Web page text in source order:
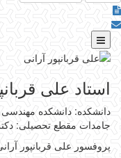
استاد علی
دانشکده: دانشکده
جامدات مقطع تحصیلی:
پروفسور علی قربانپور